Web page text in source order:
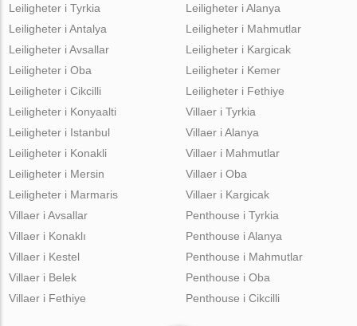
Leiligheter i Tyrkia
Leiligheter i Antalya
Leiligheter i Avsallar
Leiligheter i Oba
Leiligheter i Cikcilli
Leiligheter i Alanya
Leiligheter i Mahmutlar
Leiligheter i Kargicak
Leiligheter i Kemer
Leiligheter i Fethiye
Leiligheter i Konyaalti
Leiligheter i Istanbul
Leiligheter i Konakli
Leiligheter i Mersin
Leiligheter i Marmaris
Villaer i Tyrkia
Villaer i Alanya
Villaer i Mahmutlar
Villaer i Oba
Villaer i Kargicak
Villaer i Avsallar
Villaer i Konaklı
Villaer i Kestel
Villaer i Belek
Villaer i Fethiye
Penthouse i Tyrkia
Penthouse i Alanya
Penthouse i Mahmutlar
Penthouse i Oba
Penthouse i Cikcilli